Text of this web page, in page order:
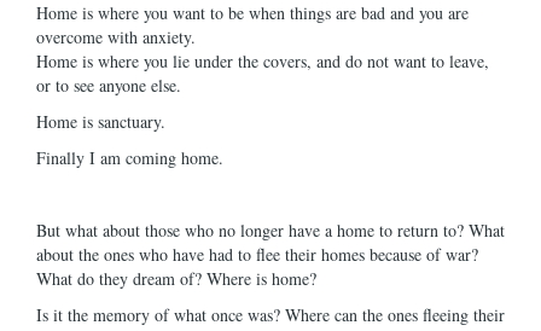
Home is where you want to be when things are bad and you are
overcome with anxiety.
Home is where you lie under the covers, and do not want to leave,
or to see anyone else.
Home is sanctuary.
Finally I am coming home.
But what about those who no longer have a home to return to? What
about the ones who have had to flee their homes because of war?
What do they dream of? Where is home?
Is it the memory of what once was? Where can the ones fleeing their